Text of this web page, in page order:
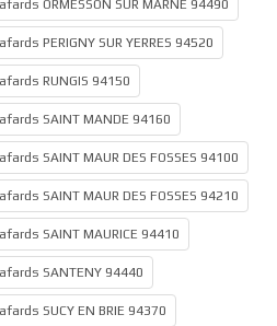
ORMESSON SUR MARNE 94490
PERIGNY SUR YERRES 94520
RUNGIS 94150
SAINT MANDE 94160
SAINT MAUR DES FOSSES 94100
SAINT MAUR DES FOSSES 94210
SAINT MAURICE 94410
SANTENY 94440
SUCY EN BRIE 94370